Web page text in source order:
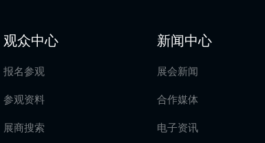
观众中心
报名参观
参观资料
展商搜索
新闻中心
展会新闻
合作媒体
电子资讯